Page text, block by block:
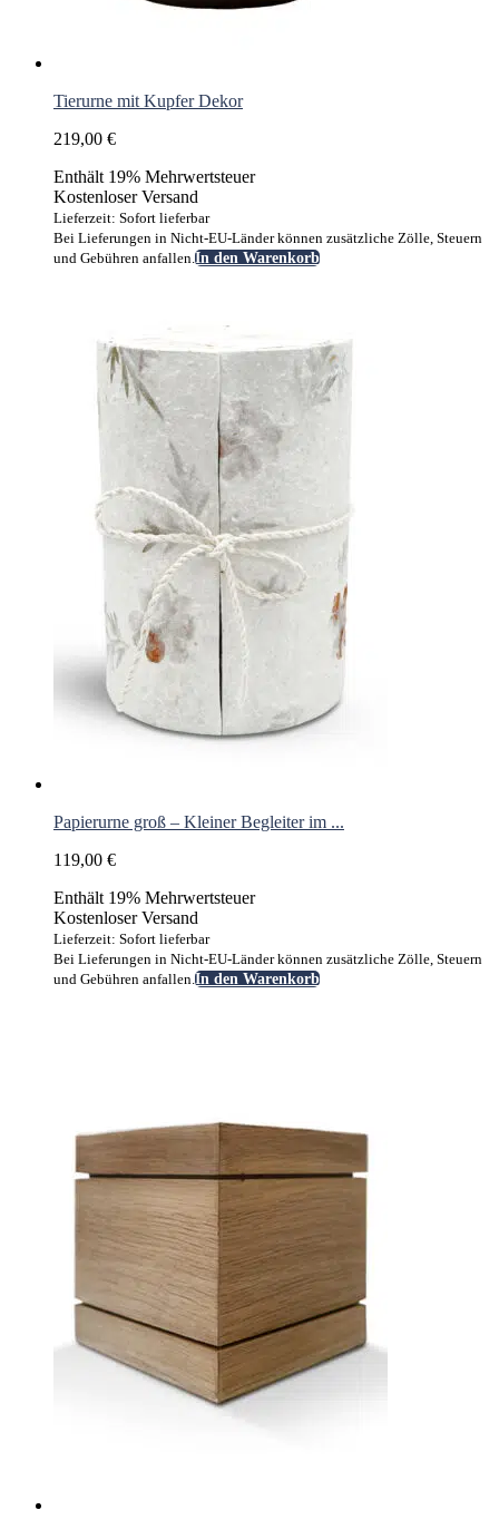
Tierurne mit Kupfer Dekor
219,00 €
Enthält 19% Mehrwertsteuer
Kostenloser Versand
Lieferzeit: Sofort lieferbar
Bei Lieferungen in Nicht-EU-Länder können zusätzliche Zölle, Steuern
und Gebühren anfallen.In den Warenkorb
Papierurne groß – Kleiner Begleiter im ...
119,00 €
Enthält 19% Mehrwertsteuer
Kostenloser Versand
Lieferzeit: Sofort lieferbar
Bei Lieferungen in Nicht-EU-Länder können zusätzliche Zölle, Steuern
und Gebühren anfallen.In den Warenkorb